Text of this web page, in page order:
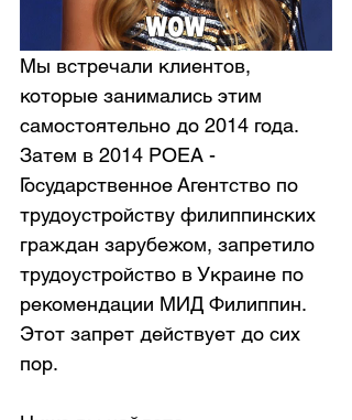
Мы встречали клиентов,
которые занимались этим
самостоятельно до 2014 года.
Затем в 2014 POEA -
Государственное Агентство по
трудоустройству филиппинских
граждан зарубежом, запретило
трудоустройство в Украине по
рекомендации МИД Филиппин.
Этот запрет действует до сих
пор.